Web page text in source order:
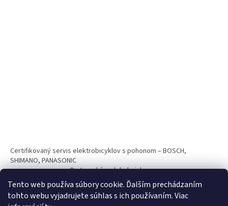
Tento web používa súbory cookie. Ďalším prechádzaním
tohto webu vyjadrujete súhlas s ich používaním. Viac
Certifikovaný servis elektrobicyklov s pohonom – BOSCH,
SHIMANO, PANASONIC
Partnerský web hokejshop.eu